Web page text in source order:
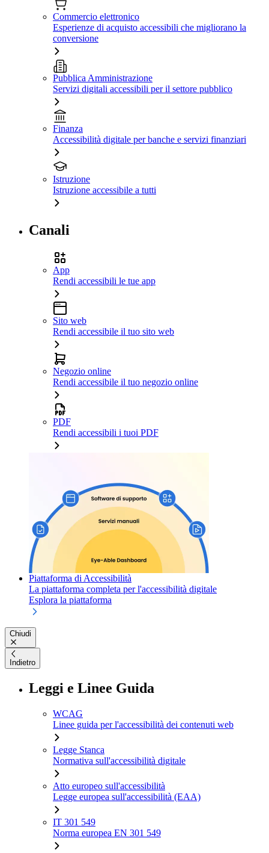
Commercio elettronico
Esperienze di acquisto accessibili che migliorano la
conversione
Pubblica Amministrazione
Servizi digitali accessibili per il settore pubblico
Finanza
Accessibilità digitale per banche e servizi finanziari
Istruzione
Istruzione accessibile a tutti
Canali
App
Rendi accessibili le tue app
Sito web
Rendi accessibile il tuo sito web
Negozio online
Rendi accessibile il tuo negozio online
PDF
Rendi accessibili i tuoi PDF
Piattaforma di Accessibilità
La piattaforma completa per l'accessibilità digitale
Esplora la piattaforma
Chiudi
Indietro
Leggi e Linee Guida
WCAG
Linee guida per l'accessibilità dei contenuti web
Legge Stanca
Normativa sull'accessibilità digitale
Atto europeo sull'accessibilità
Legge europea sull'accessibilità (EAA)
IT 301 549
Norma europea EN 301 549